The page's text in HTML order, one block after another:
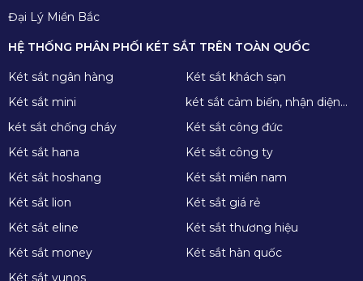
Đại Lý Miền Bắc
HỆ THỐNG PHÂN PHỐI KÉT SẮT TRÊN TOÀN QUỐC
Két sắt ngân hàng
Két sắt khách sạn
Két sắt mini
két sắt cảm biến, nhận diện
khuôn mặt
két sắt chống cháy
Két sắt công đức
Két sắt hana
Két sắt công ty
Két sắt hoshang
Két sắt miền nam
Két sắt lion
Két sắt giá rẻ
Két sắt eline
Két sắt thương hiệu
Két sắt money
Két sắt hàn quốc
Két sắt yunos